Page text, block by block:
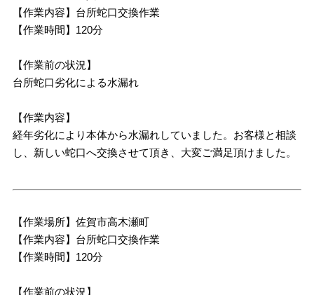
【作業内容】台所蛇口交換作業
【作業時間】120分
【作業前の状況】
台所蛇口劣化による水漏れ
【作業内容】
経年劣化により本体から水漏れしていました。お客様と相談
し、新しい蛇口へ交換させて頂き、大変ご満足頂けました。
【作業場所】佐賀市高木瀬町
【作業内容】台所蛇口交換作業
【作業時間】120分
【作業前の状況】